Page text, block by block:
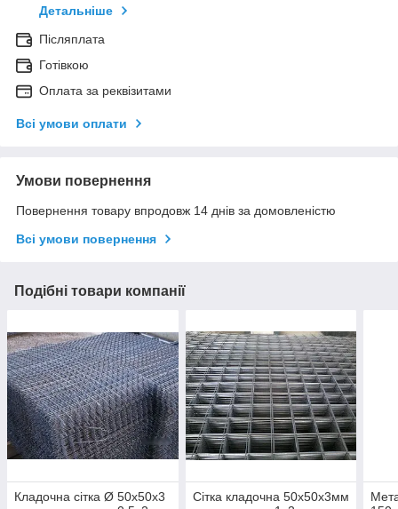
Детальніше
Післяплата
Готівкою
Оплата за реквізитами
Всі умови оплати
Умови повернення
Повернення товару впродовж 14 днів за домовленістю
Всі умови повернення
Подібні товари компанії
Кладочна сітка Ø 50х50х3
Сітка кладочна 50х50х3мм